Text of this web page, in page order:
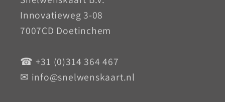
Innovatieweg 3-08
7007CD Doetinchem
☎ +31 (0)314 364 467
✉ info@snelwenskaart.nl